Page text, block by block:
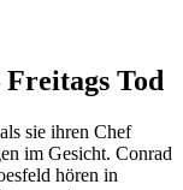
Tod
sie ihren Chef
im Gesicht. Conrad
hören in